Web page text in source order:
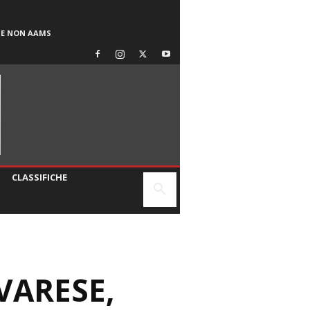
NON AAMS
CLASSIFICHE